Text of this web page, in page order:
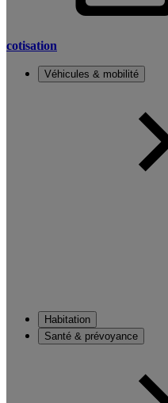
cotisation
Véhicules & mobilité
Habitation
Santé & prévoyance